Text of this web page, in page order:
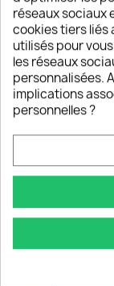
Livraison
réel
Une
répond depuis
Achetez
contre tout
réseaux sociaux
cookies tiers liés
utilisés pour
les réseaux
personnalisées.
implications
personnelles ?